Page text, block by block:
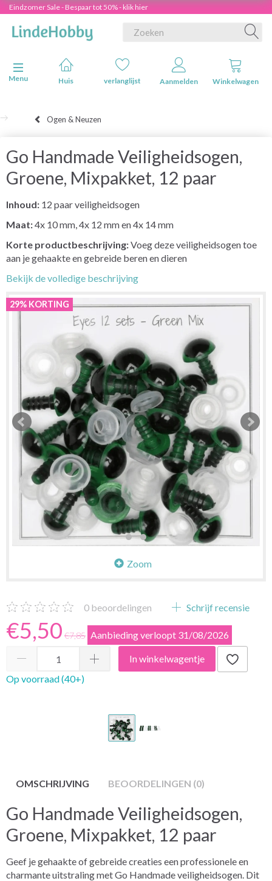
Eindzomer Sale - Bespaar tot 50% - klik hier
Navigatie in-/uitschakelen
Menu
Huis verlanglijst Aanmelden Winkelwagen
Ogen & Neuzen
Go Handmade Veiligheidsogen,
Groene, Mixpakket, 12 paar
Inhoud: 12 paar veiligheidsogen
Maat:4x 10 mm, 4x 12 mm en 4x 14 mm
Korte productbeschrijving:Voeg deze veiligheidsogen toe
aan je gehaakte en gebreide beren en dieren
Bekijk de volledige beschrijving
29% KORTING
Zoom
0 beoordelingen Schrijf recensie
€5,50 €7,85 Aanbieding verloopt 31/08/2026
In winkelwagentje
Op voorraad (40+)
OMSCHRIJVING BEOORDELINGEN (0)
Go Handmade Veiligheidsogen,
Groene, Mixpakket, 12 paar
Geef je gehaakte of gebreide creaties een professionele en
charmante uitstraling met Go Handmade veiligheidsogen. Dit